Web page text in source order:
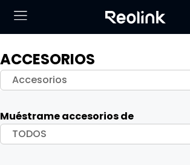
ACCESORIOS
Accesorios
Muéstrame accesorios de
TODOS